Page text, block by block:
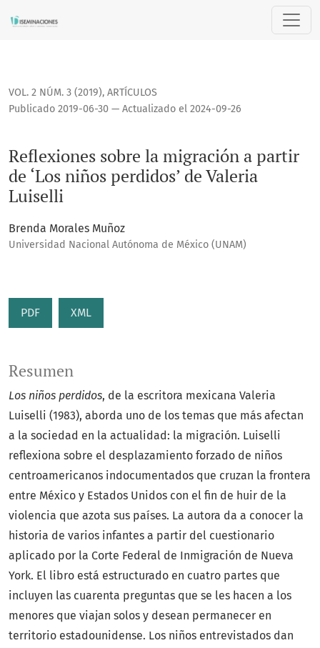
Reflexiones sobre la migración a partir de ‘Los niños
VOL. 2 NÚM. 3 (2019), ARTÍCULOS
Reflexiones sobre la migración a partir
de ‘Los niños perdidos’ de Valeria
Luiselli
Publicado 2019-06-30 — Actualizado el 2024-09-26
Brenda Morales Muñoz
Universidad Nacional Autónoma de México (UNAM)
PDF XML
Resumen
Los niños perdidos, de la escritora mexicana Valeria
Luiselli (1983), aborda uno de los temas que más afectan
a la sociedad en la actualidad: la migración. Luiselli
reflexiona sobre el desplazamiento forzado de niños
centroamericanos indocumentados que cruzan la frontera
entre México y Estados Unidos con el fin de huir de la
violencia que azota sus países. La autora da a conocer la
historia de varios infantes a partir del cuestionario
aplicado por la Corte Federal de Inmigración de Nueva
York. El libro está estructurado en cuatro partes que
incluyen las cuarenta preguntas que se les hacen a los
menores que viajan solos y desean permanecer en
territorio estadounidense. Los niños entrevistados dan